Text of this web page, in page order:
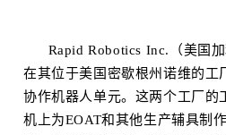
Rapid Robotics Inc.（美国加
在其位于美国密歇根州诺维的工
协作机器人单元。这两个工厂的
机上为EOAT和其他生产辅具制